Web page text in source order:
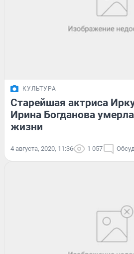
КУЛЬТУРА
Старейшая актриса
Ирина Богданова
жизни
4 августа, 2020, 11:36 1 057